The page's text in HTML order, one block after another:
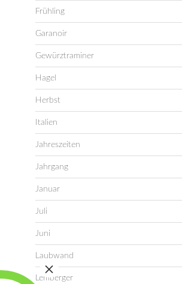
Frühling
Garanoir
Gewürztraminer
Hagel
Herbst
Italien
Jahreszeiten
Jahrgang
Januar
Juli
Juni
Laubwand
Lemberger